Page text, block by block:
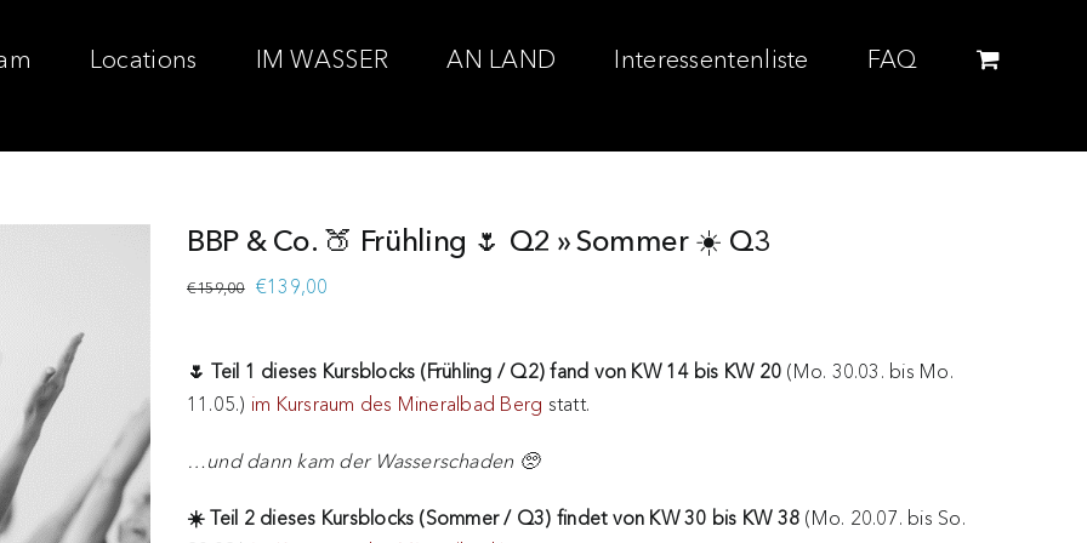
Locations IM WASSER AN LAND Interessentenliste FAQ
BBP & Co. 🍑 Frühling 🌷 Q2 » Sommer ☀️ Q3
€159,00 Ursprünglicher
€159,00
€139,00
€139,00.
🌷 Teil 1 dieses Kursblocks (Frühling / Q2) fand von KW 14 bis KW 20 (Mo. 30.03. bis Mo.
11.05.) im Kursraum des Mineralbad Berg statt.
…und dann kam der Wasserschaden 🥺
☀️ Teil 2 dieses Kursblocks (Sommer / Q3) findet von KW 30 bis KW 38 (Mo. 20.07. bis So.